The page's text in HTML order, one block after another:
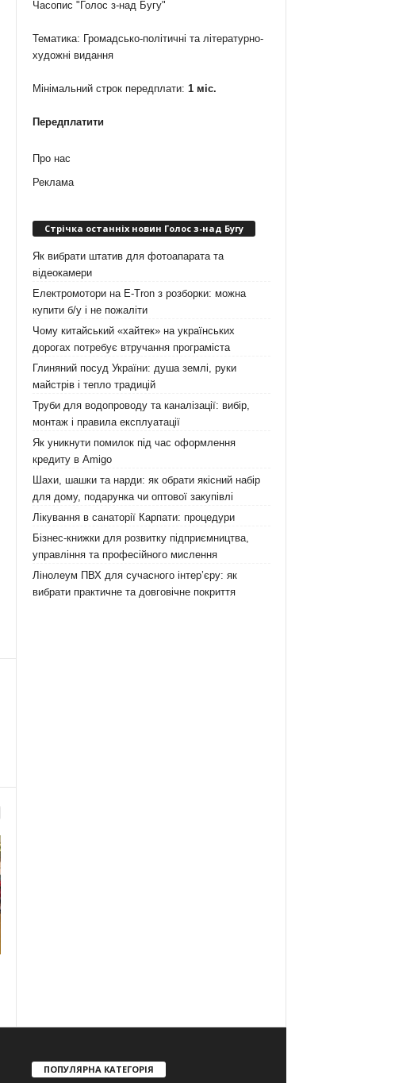
Часопис "Голос з-над Бугу"
Тематика: Громадсько-політичні та літературно-
художні видання
Мінімальний строк передплати: 1 міс.
Передплатити
Про нас
Реклама
Стрічка останніх новин Голос з-над Бугу
Як вибрати штатив для фотоапарата та
відеокамери
Електромотори на E-Tron з розборки: можна
купити б/у і не пожаліти
Чому китайський «хайтек» на українських
дорогах потребує втручання програміста
Глиняний посуд України: душа землі, руки
майстрів і тепло традицій
Труби для водопроводу та каналізації: вибір,
монтаж і правила експлуатації
Як уникнути помилок під час оформлення
кредиту в Amigo
Шахи, шашки та нарди: як обрати якісний набір
для дому, подарунка чи оптової закупівлі
Лікування в санаторії Карпати: процедури
Бізнес-книжки для розвитку підприємництва,
управління та професійного мислення
Лінолеум ПВХ для сучасного інтер’єру: як
вибрати практичне та довговічне покриття
ПОПУЛЯРНА КАТЕГОРІЯ